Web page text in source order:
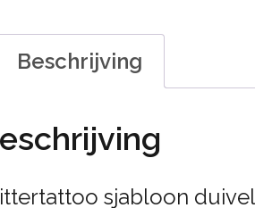
Beschrijving
sjabloon